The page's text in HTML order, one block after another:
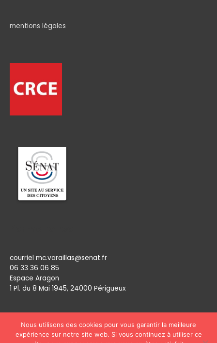
mentions légales
courriel mc.varaillas@senat.fr
06 33 36 06 85
Espace Aragon
1 Pl. du 8 Mai 1945, 24000 Périgueux​
Nous utilisons des cookies pour vous garantir la meilleure
expérience sur notre site web. Si vous continuez à utiliser ce